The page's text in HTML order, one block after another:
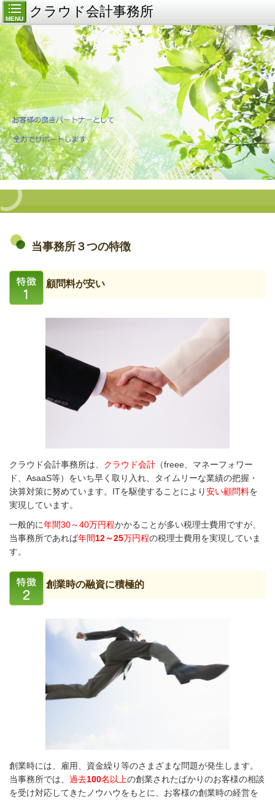
MENU クラウド会計事務所
当事務所３つの特徴
顧問料が安い
クラウド会計事務所は、 クラウド会計 （freee、マネーフォワー
ド、AsaaS等）をいち早く取り入れ、タイムリーな業績の把握・
決算対策に努めています。ITを駆使することにより安い顧問料を
実現しています。
一般的に年間30～40万円程かかることが多い税理士費用ですが、
当事務所であれば年間12～25万円程の税理士費用を実現していま
す。
創業時の融資に積極的
創業時には、雇用、資金繰り等のさまざまな問題が発生します。
当事務所では、 過去100名以上の創業されたばかりのお客様の相談
を受け対応してきたノウハウをもとに、お客様の創業時の経営を